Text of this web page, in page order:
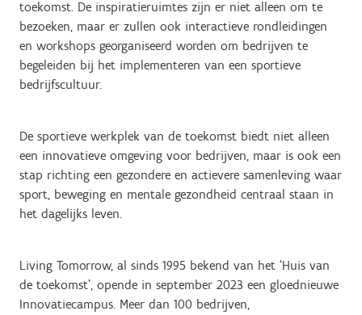
toekomst. De inspiratieruimtes zijn er niet alleen om te
bezoeken, maar er zullen ook interactieve rondleidingen
en workshops georganiseerd worden om bedrijven te
begeleiden bij het implementeren van een sportieve
bedrijfscultuur.
De sportieve werkplek van de toekomst biedt niet alleen
een innovatieve omgeving voor bedrijven, maar is ook een
stap richting een gezondere en actievere samenleving waar
sport, beweging en mentale gezondheid centraal staan in
het dagelijks leven.
Living Tomorrow, al sinds 1995 bekend van het ‘Huis van
de toekomst’, opende in september 2023 een gloednieuwe
Innovatiecampus. Meer dan 100 bedrijven,